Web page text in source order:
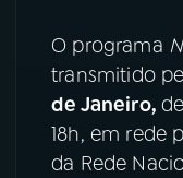
O programa
transmitido
de Janeiro,
18h, em rede
da Rede